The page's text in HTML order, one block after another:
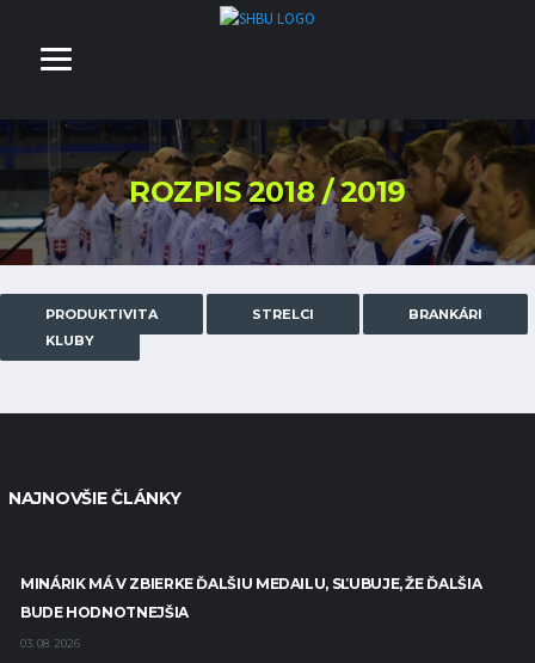
ROZPIS 2018 / 2019
PRODUKTIVITA STRELCI
BRANKÁRI
KLUBY
NAJNOVŠIE ČLÁNKY
MINÁRIK MÁ V ZBIERKE ĎALŠIU MEDAILU, SĽUBUJE, ŽE ĎALŠIA
BUDE HODNOTNEJŠIA
03. 08. 2026